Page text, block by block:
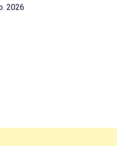
2026